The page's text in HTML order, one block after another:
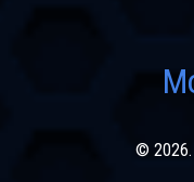
© 2026.